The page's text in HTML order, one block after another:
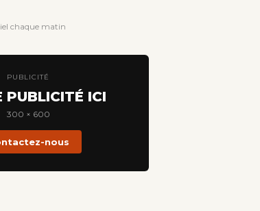
chaque matin
PUBLICITÉ
PUBLICITÉ ICI
300 × 600
nous